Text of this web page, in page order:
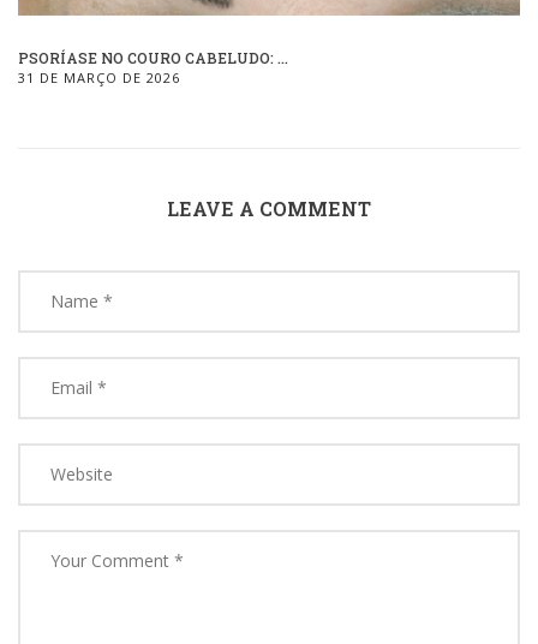
PSORÍASE NO COURO CABELUDO: ...
31 DE MARÇO DE 2026
LEAVE A COMMENT